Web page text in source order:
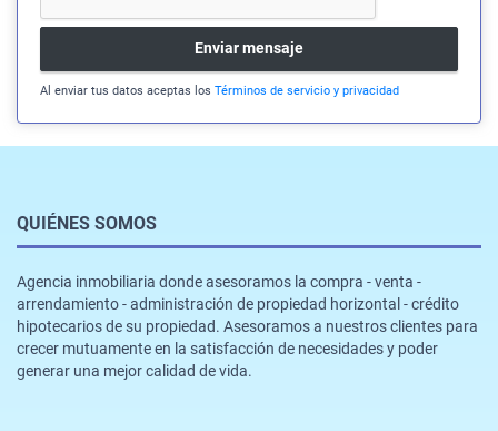
Enviar mensaje
Al enviar tus datos aceptas los Términos de servicio y privacidad
QUIÉNES SOMOS
Agencia inmobiliaria donde asesoramos la compra - venta -
arrendamiento - administración de propiedad horizontal - crédito
hipotecarios de su propiedad. Asesoramos a nuestros clientes para
crecer mutuamente en la satisfacción de necesidades y poder
generar una mejor calidad de vida.